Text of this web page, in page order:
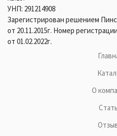
УНП: 291214908
Зарегистрирован решением
от 20.11.2015г. Номер
от 01.02.2022г.
О